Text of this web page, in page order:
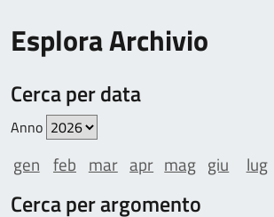
Esplora Archivio
Cerca per data
Anno
gen feb mar apr mag giu lug
Cerca per argomento